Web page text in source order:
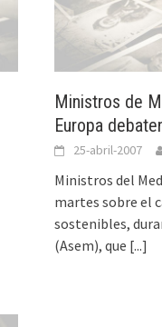
Ministros de
Europa
25-abril-2007
Ministros del
martes sobre el
sostenibles,
(Asem), que [...]